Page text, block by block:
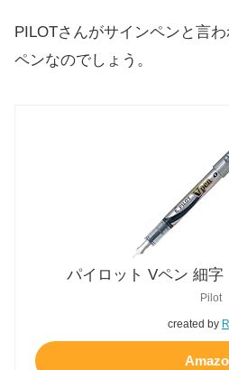
PILOTさんがサインペンと言
ペンなのでしょう。
パイロット Vペン 細字
created by
Pilot